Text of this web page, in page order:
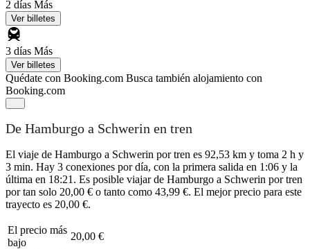
2 días Más
Ver billetes
3 días Más
Ver billetes
Quédate con Booking.com Busca también alojamiento con
Booking.com
De Hamburgo a Schwerin en tren
El viaje de Hamburgo a Schwerin por tren es 92,53 km y toma 2 h y
3 min. Hay 3 conexiones por día, con la primera salida en 1:06 y la
última en 18:21. Es posible viajar de Hamburgo a Schwerin por tren
por tan solo 20,00 € o tanto como 43,99 €. El mejor precio para este
trayecto es 20,00 €.
El precio más
bajo
20,00 €